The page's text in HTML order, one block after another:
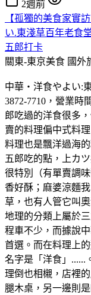
2週前
【孤獨的美食家實
い.東淺草百年老食
五郎打卡
關東-東京美食 國外
中華・洋食やよい:
3872-7710，營業時
郎吃過的洋食很多
賣的料理偏中式料
料理也是飄洋過海
五郎吃的點，上カ
很特別（有單賣調
香好酥；麻婆涼麵
草，也有人管它叫
地理的分類上屬於
程車不少，而據說
首選。而在料理上
名字是「洋食」......
理倒也相櫬，店裡
腿木桌，另一邊則